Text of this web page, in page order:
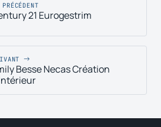
PRÉCÉDENT
21 Eurogestrim
Besse Necas Création